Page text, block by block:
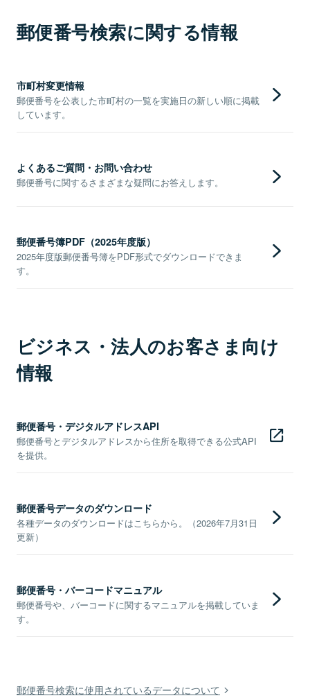
郵便番号検索に関する情報
市町村変更情報
郵便番号を公表した市町村の一覧を実施日の新しい順に掲載
しています。
よくあるご質問・お問い合わせ
郵便番号に関するさまざまな疑問にお答えします。
郵便番号簿PDF（2025年度版）
2025年度版郵便番号簿をPDF形式でダウンロードできま
す。
ビジネス・法人のお客さま向け
情報
郵便番号・デジタルアドレスAPI
郵便番号とデジタルアドレスから住所を取得できる公式API
を提供。
郵便番号データのダウンロード
各種データのダウンロードはこちらから。（2026年7月31日
更新）
郵便番号・バーコードマニュアル
郵便番号や、バーコードに関するマニュアルを掲載していま
す。
郵便番号検索に使用されているデータについて